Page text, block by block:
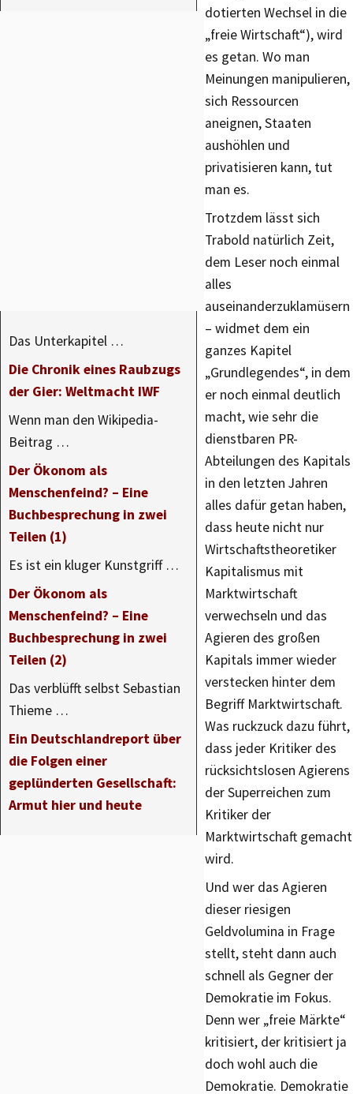
Das Unterkapitel …
Die Chronik eines Raubzugs
der Gier: Weltmacht IWF
Wenn man den Wikipedia-
Beitrag …
Der Ökonom als
Menschenfeind? – Eine
Buchbesprechung in zwei
Teilen (1)
Es ist ein kluger Kunstgriff …
Der Ökonom als
Menschenfeind? – Eine
Buchbesprechung in zwei
Teilen (2)
Das verblüfft selbst Sebastian
Thieme …
Ein Deutschlandreport über
die Folgen einer
geplünderten Gesellschaft:
Armut hier und heute
dotierten Wechsel in die
„freie Wirtschaft“), wird
es getan. Wo man
Meinungen manipulieren,
sich Ressourcen
aneignen, Staaten
aushöhlen und
privatisieren kann, tut
man es.
Trotzdem lässt sich
Trabold natürlich Zeit,
dem Leser noch einmal
alles
auseinanderzuklamüsern
– widmet dem ein
ganzes Kapitel
„Grundlegendes“, in dem
er noch einmal deutlich
macht, wie sehr die
dienstbaren PR-
Abteilungen des Kapitals
in den letzten Jahren
alles dafür getan haben,
dass heute nicht nur
Wirtschaftstheoretiker
Kapitalismus mit
Marktwirtschaft
verwechseln und das
Agieren des großen
Kapitals immer wieder
verstecken hinter dem
Begriff Marktwirtschaft.
Was ruckzuck dazu führt,
dass jeder Kritiker des
rücksichtslosen Agierens
der Superreichen zum
Kritiker der
Marktwirtschaft gemacht
wird.
Und wer das Agieren
dieser riesigen
Geldvolumina in Frage
stellt, steht dann auch
schnell als Gegner der
Demokratie im Fokus.
Denn wer „freie Märkte“
kritisiert, der kritisiert ja
doch wohl auch die
Demokratie. Demokratie